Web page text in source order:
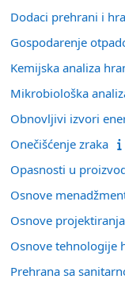
Dodaci prehrani i
Gospodarenje
Kemijska analiza
Mikrobiološka
Obnovljivi izvori
Onečišćenje zraka
Opasnosti u
Osnove
Osnove
Osnove tehnologije
Prehrana sa